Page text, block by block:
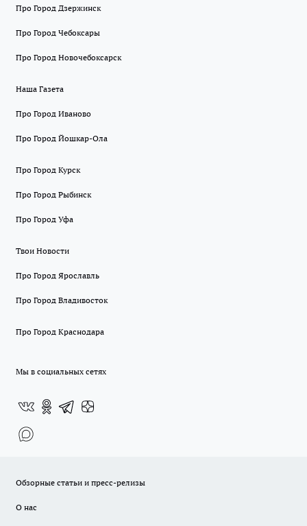
Про Город Дзержинск
Про Город Чебоксары
Про Город Новочебоксарск
Наша Газета
Про Город Иваново
Про Город Йошкар-Ола
Про Город Курск
Про Город Рыбинск
Про Город Уфа
Твои Новости
Про Город Ярославль
Про Город Владивосток
Про Город Краснодара
Мы в социальных сетях
Обзорные статьи и пресс-релизы
О нас